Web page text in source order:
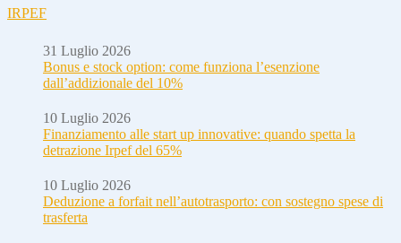
IRPEF
31 Luglio 2026
Bonus e stock option: come funziona l’esenzione
dall’addizionale del 10%
10 Luglio 2026
Finanziamento alle start up innovative: quando spetta la
detrazione Irpef del 65%
10 Luglio 2026
Deduzione a forfait nell’autotrasporto: con sostegno spese di
trasferta